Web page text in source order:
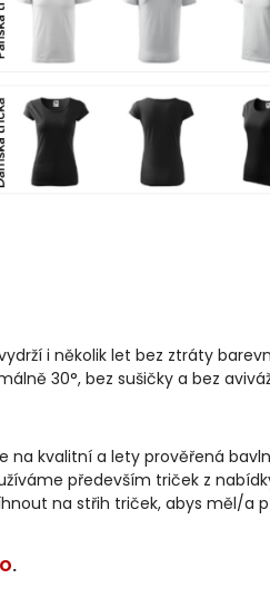
i několik let bez ztráty
30°, bez sušičky a bez
na kvalitní a lety prověřená
především triček z
na střih triček, abys měl/a
.